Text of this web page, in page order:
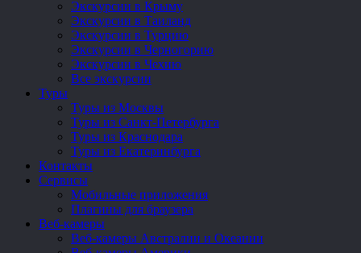
Экскурсии в Крыму
Экскурсии в Таиланд
Экскурсии в Турцию
Экскурсии в Черногорию
Экскурсии в Чехию
Все экскурсии
Туры
Туры из Москвы
Туры из Санкт-Петербурга
Туры из Краснодара
Туры из Екатеринбурга
Контакты
Сервисы
Мобильные приложения
Плагины для браузера
Веб-камеры
Веб-камеры Австралии и Океании